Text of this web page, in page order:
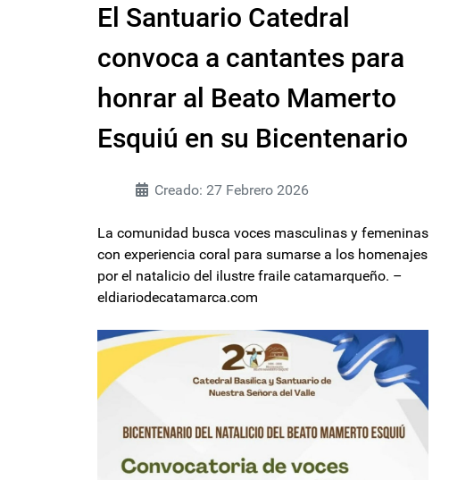
El Santuario Catedral
convoca a cantantes para
honrar al Beato Mamerto
Esquiú en su Bicentenario
Creado: 27 Febrero 2026
La comunidad busca voces masculinas y femeninas
con experiencia coral para sumarse a los homenajes
por el natalicio del ilustre fraile catamarqueño. –
eldiariodecatamarca.com